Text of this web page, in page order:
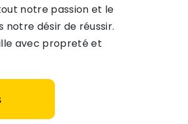
notre passion et le
désir de réussir.
avec propreté et